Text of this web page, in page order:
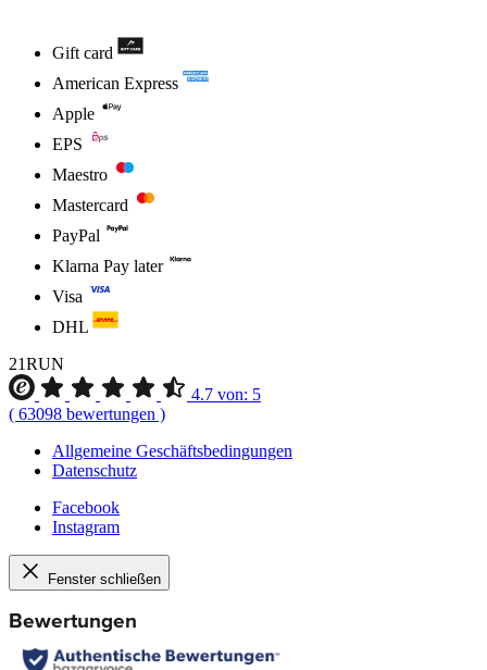
Gift card
American Express
Apple
EPS
Maestro
Mastercard
PayPal
Klarna Pay later
Visa
DHL
21RUN
4.7 von: 5
( 63098 bewertungen )
Allgemeine Geschäftsbedingungen
Datenschutz
Facebook
Instagram
Fenster schließen